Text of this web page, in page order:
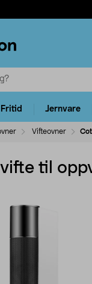
Fritid Jernvare
Vifteovner
til